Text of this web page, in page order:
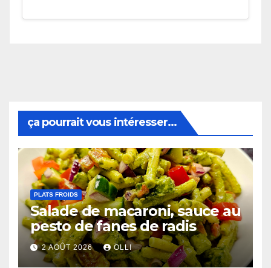
ça pourrait vous intéresser...
PLATS FROIDS
Salade de macaroni, sauce au
pesto de fanes de radis
2 AOÛT 2026 OLLI